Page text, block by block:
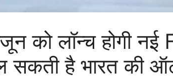
को लॉन्च होगी
है भारत की